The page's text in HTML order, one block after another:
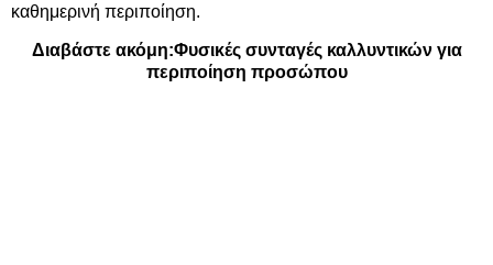
καθημερινή περιποίηση.
Διαβάστε ακόμη:Φυσικές συνταγές καλλυντικών για
περιποίηση προσώπου